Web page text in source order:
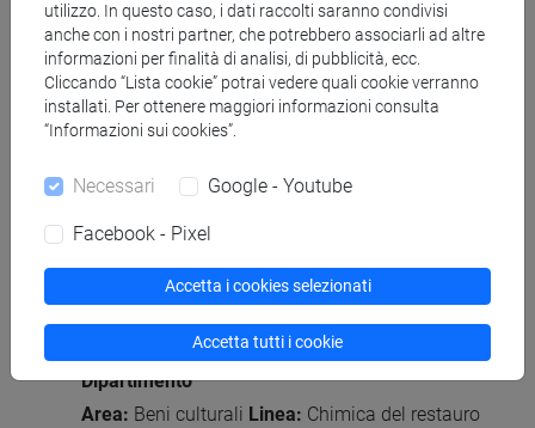
Aree geografiche in cui si applica
prevalentemente l'esperienza di ricerca
Internazionale: Europa
(scritto: intermedio parlato: intermedio)
Francese(scritto: base parlato: base)
madrelingua)
Principali aree e linee di ricerca del
Dipartimento
Area: Beni culturali Linea: Chimica del restauro
utilizzo. In questo caso, i dati raccolti saranno condivisi
anche con i nostri partner, che potrebbero associarli ad altre
informazioni per finalità di analisi, di pubblicità, ecc.
Cliccando “Lista cookie” potrai vedere quali cookie verranno
installati. Per ottenere maggiori informazioni consulta
“Informazioni sui cookies”.
Necessari Google - Youtube
Facebook - Pixel
Accetta i cookies selezionati
Accetta tutti i cookie